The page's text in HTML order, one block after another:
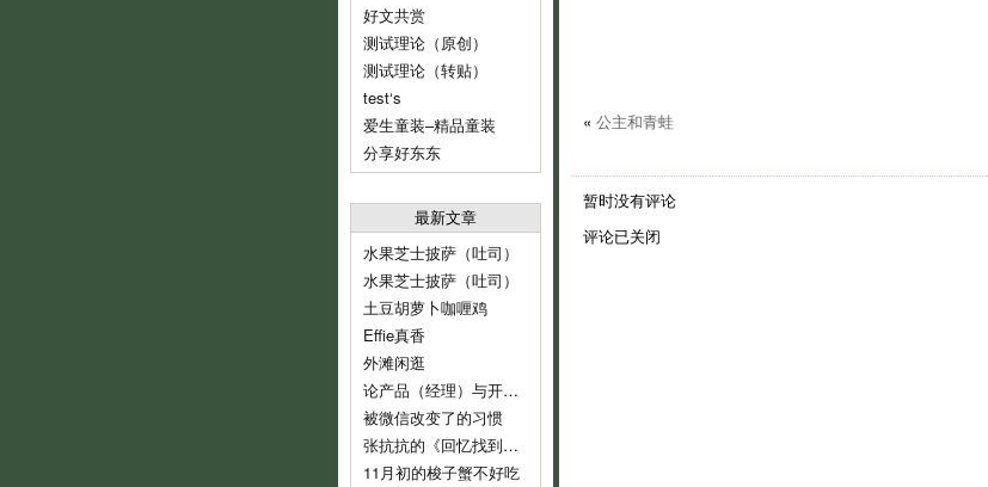
好文共赏
测试理论（原创）
测试理论（转贴）
test‘s
爱生童装–精品童装
分享好东东
最新文章
水果芝士披萨（吐司）
水果芝士披萨（吐司）
土豆胡萝卜咖喱鸡
Effie真香
外滩闲逛
论产品（经理）与开发（经理）的话语权
被微信改变了的习惯
张抗抗的《回忆找到了我》
11月初的梭子蟹不好吃
« 公主和青蛙
暂时没有评论
评论已关闭